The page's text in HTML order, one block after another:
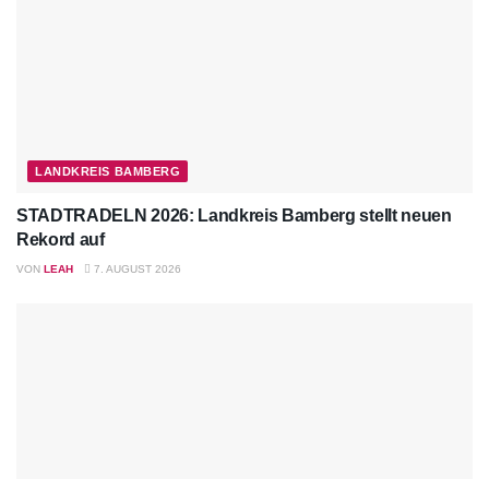
LANDKREIS BAMBERG
STADTRADELN 2026: Landkreis Bamberg stellt neuen
Rekord auf
VON LEAH 7. AUGUST 2026